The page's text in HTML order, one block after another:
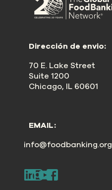
Dirección de envio:
70 E. Lake Street
Suite 1200
Chicago, IL 60601
EMAIL:
info@foodbanking.org